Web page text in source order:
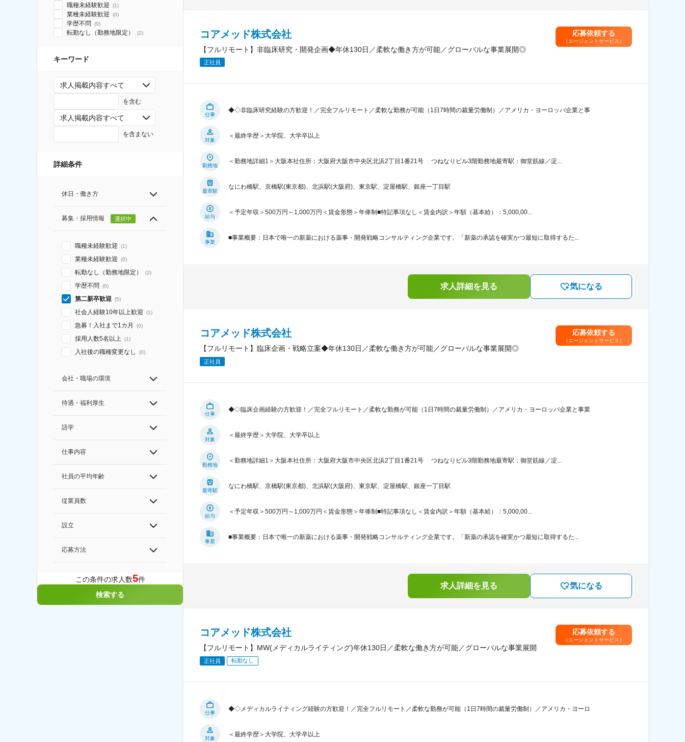
職種未経験歓迎 (1)
業種未経験歓迎 (0)
学歴不問 (0)
転勤なし（勤務地限定） (2)
キーワード
求人掲載内容すべて
を含む
求人掲載内容すべて
を含まない
詳細条件
休日・働き方
募集・採用情報 選択中
職種未経験歓迎 (1)
業種未経験歓迎 (0)
転勤なし（勤務地限定） (2)
学歴不問 (0)
第二新卒歓迎 (5)
社会人経験10年以上歓迎 (1)
急募！入社まで1カ月 (0)
採用人数5名以上 (1)
入社後の職種変更なし (0)
会社・職場の環境
待遇・福利厚生
語学
仕事内容
社員の平均年齢
従業員数
設立
応募方法
この条件の求人数5件
検索する
コアメッド株式会社
【フルリモート】非臨床研究・開発企画◆年休130日／柔軟な働き方が可能／グローバルな事業展開◎
正社員
応募依頼する
（エージェントサービス）
仕事
◆◇非臨床研究経験の方歓迎！／完全フルリモート／柔軟な勤務が可能（1日7時間の裁量労働制）／アメリカ・ヨーロッパ企業と事
対象
＜最終学歴＞大学院、大学卒以上
勤務地
＜勤務地詳細1＞大阪本社住所：大阪府大阪市中央区北浜2丁目1番21号 つねなりビル3階勤務地最寄駅：御堂筋線／淀...
最寄駅
なにわ橋駅、京橋駅(東京都)、北浜駅(大阪府)、東京駅、淀屋橋駅、銀座一丁目駅
給与
＜予定年収＞500万円～1,000万円＜賃金形態＞年俸制■特記事項なし＜賃金内訳＞年額（基本給）：5,000,00...
事業
■事業概要：日本で唯一の新薬における薬事・開発戦略コンサルティング企業です。「新薬の承認を確実かつ最短に取得するた...
求人詳細を見る 気になる
コアメッド株式会社
【フルリモート】臨床企画・戦略立案◆年休130日／柔軟な働き方が可能／グローバルな事業展開◎
正社員
応募依頼する
（エージェントサービス）
仕事
◆◇臨床企画経験の方歓迎！／完全フルリモート／柔軟な勤務が可能（1日7時間の裁量労働制）／アメリカ・ヨーロッパ企業と事業
対象
＜最終学歴＞大学院、大学卒以上
勤務地
＜勤務地詳細1＞大阪本社住所：大阪府大阪市中央区北浜2丁目1番21号 つねなりビル3階勤務地最寄駅：御堂筋線／淀...
最寄駅
なにわ橋駅、京橋駅(東京都)、北浜駅(大阪府)、東京駅、淀屋橋駅、銀座一丁目駅
給与
＜予定年収＞500万円～1,000万円＜賃金形態＞年俸制■特記事項なし＜賃金内訳＞年額（基本給）：5,000,00...
事業
■事業概要：日本で唯一の新薬における薬事・開発戦略コンサルティング企業です。「新薬の承認を確実かつ最短に取得するた...
求人詳細を見る 気になる
コアメッド株式会社
【フルリモート】MW(メディカルライティング)年休130日／柔軟な働き方が可能／グローバルな事業展開
正社員 転勤なし
応募依頼する
（エージェントサービス）
仕事
◆◇メディカルライティング経験の方歓迎！／完全フルリモート／柔軟な勤務が可能（1日7時間の裁量労働制）／アメリカ・ヨーロ
対象
＜最終学歴＞大学院、大学卒以上